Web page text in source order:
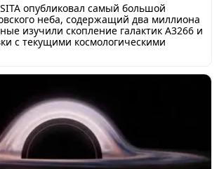
опубликовал самый большой
неба, содержащий два миллиона
изучили скопление галактик A3266 и
с текущими космологическими